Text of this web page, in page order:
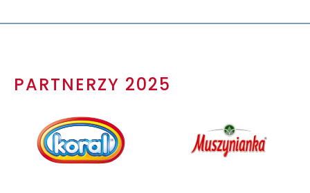
PARTNERZY 2025